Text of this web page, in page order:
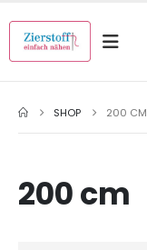
SHOP 200 CM
200 cm